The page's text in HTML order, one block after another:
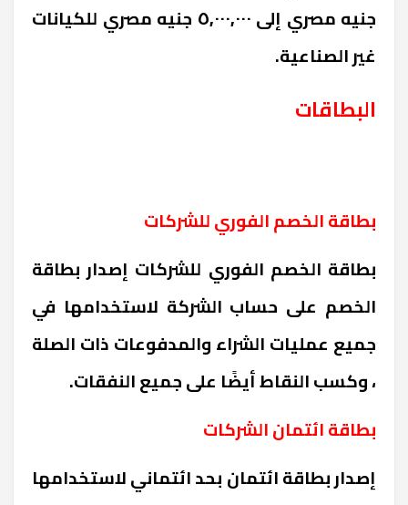
جنيه مصري إلى ٥,٠٠٠,٠٠٠ جنيه مصري للكيانات
غير الصناعية.
البطاقات
بطاقة الخصم الفوري للشركات
بطاقة الخصم الفوري للشركات إصدار بطاقة
الخصم على حساب الشركة لاستخدامها في
جميع عمليات الشراء والمدفوعات ذات الصلة
، وكسب النقاط أيضًا على جميع النفقات.
بطاقة ائتمان الشركات
إصدار بطاقة ائتمان بحد ائتماني لاستخدامها